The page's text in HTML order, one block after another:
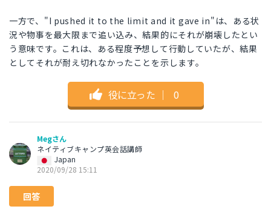
一方で、"I pushed it to the limit and it gave in"は、ある状
況や物事を最大限まで追い込み、結果的にそれが崩壊したとい
う意味です。これは、ある程度予想して行動していたが、結果
としてそれが耐え切れなかったことを示します。
役に立った ｜ 0
Megさん
ネイティブキャンプ英会話講師
Japan
2020/09/28 15:11
回答